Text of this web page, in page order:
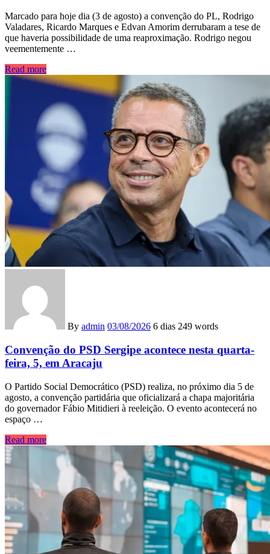
Marcado para hoje dia (3 de agosto) a convenção do PL, Rodrigo
Valadares, Ricardo Marques e Edvan Amorim derrubaram a tese de
que haveria possibilidade de uma reaproximação. Rodrigo negou
veementemente …
Read more
By admin 03/08/2026 6 dias 249 words
Convenção do PSD Sergipe acontece nesta quarta-
feira, 5, em Aracaju
O Partido Social Democrático (PSD) realiza, no próximo dia 5 de
agosto, a convenção partidária que oficializará a chapa majoritária
do governador Fábio Mitidieri à reeleição. O evento acontecerá no
espaço …
Read more